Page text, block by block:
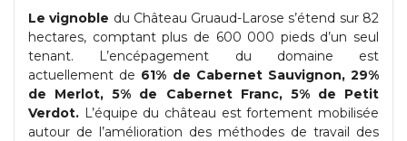
Le vignoble du Château Gruaud-Larose s’étend sur 82
hectares, comptant plus de 600 000 pieds d’un seul
tenant. L’encépagement du domaine est
actuellement de 61% de Cabernet Sauvignon, 29%
de Merlot, 5% de Cabernet Franc, 5% de Petit
Verdot. L’équipe du château est fortement mobilisée
autour de l’amélioration des méthodes de travail des